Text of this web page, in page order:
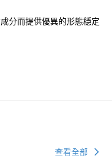
運費
分而提供優異的形態穩定
查看全部